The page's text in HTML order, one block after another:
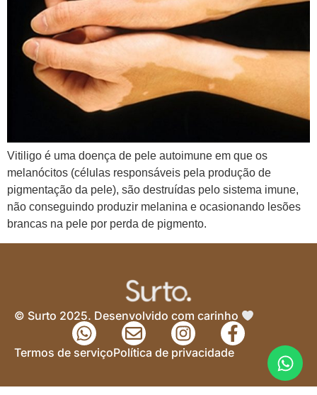
Vitiligo é uma doença de pele autoimune em que os
melanócitos (células responsáveis pela produção de
pigmentação da pele), são destruídas pelo sistema imune,
não conseguindo produzir melanina e ocasionando lesões
brancas na pele por perda de pigmento.
© Surto 2025. Desenvolvido com carinho
Termos de serviçoPolítica de privacidade